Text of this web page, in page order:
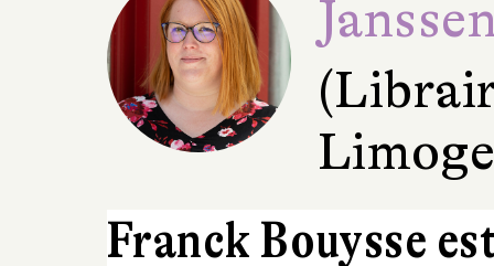
Franck Bouysse